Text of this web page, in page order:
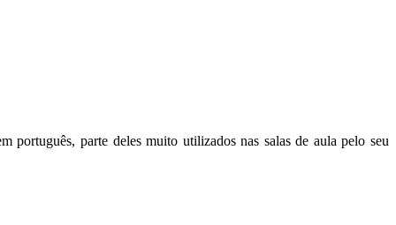
português, parte deles muito utilizados nas salas de aula pelo seu